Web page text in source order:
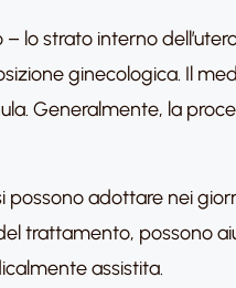
lo strato interno
ginecologica. Il
Generalmente, la
possono adottare nei
trattamento, possono
assistita.